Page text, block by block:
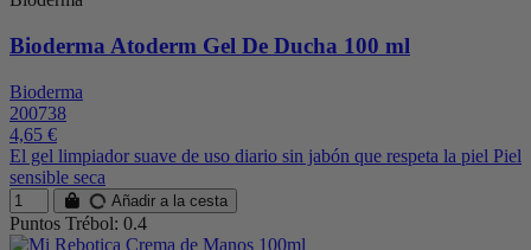
Bioderma Atoderm Gel De Ducha 100 ml
Bioderma
200738
4,65 €
El gel limpiador suave de uso diario sin jabón que respeta la piel Piel
sensible seca
Añadir a la cesta
Puntos Trébol: 0.4